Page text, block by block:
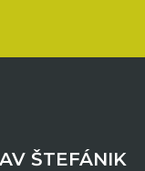
ŠTEFÁNIK